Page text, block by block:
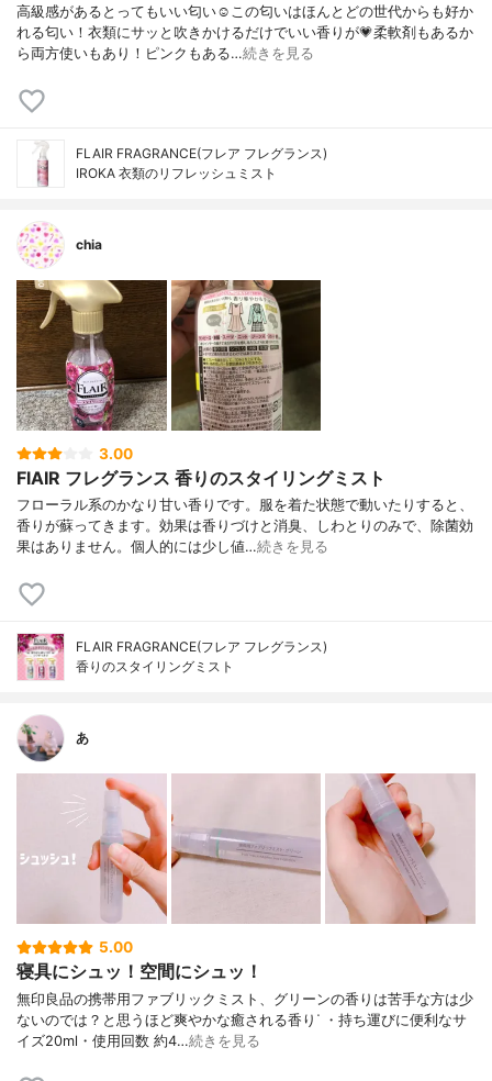
高級感があるとってもいい匂い☺️この匂いはほんとどの世代からも好か
れる匂い！衣類にサッと吹きかけるだけでいい香りが💗柔軟剤もあるか
ら両方使いもあり！ピンクもある…続きを見る
FLAIR FRAGRANCE(‎フレア フレグランス)
IROKA 衣類のリフレッシュミスト
chia
3.00
FlAIR フレグランス 香りのスタイリングミスト
フローラル系のかなり甘い香りです。服を着た状態で動いたりすると、
香りが蘇ってきます。効果は香りづけと消臭、しわとりのみで、除菌効
果はありません。個人的には少し値…続きを見る
FLAIR FRAGRANCE(フレア フレグランス)
香りのスタイリングミスト
あ
5.00
寝具にシュッ！空間にシュッ！
無印良品の携帯用ファブリックミスト、グリーンの香りは苦手な方は少
ないのでは？と思うほど爽やかな癒される香りᐝ ・持ち運びに便利なサ
イズ20ml・使用回数 約4…続きを見る